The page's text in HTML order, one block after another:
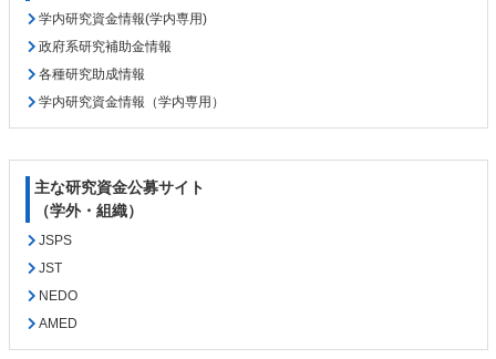
頭
へ
学内研究資金情報(学内専用)
政府系研究補助金情報
各種研究助成情報
学内研究資金情報（学内専用）
主な研究資金公募サイト
（学外・組織）
JSPS
JST
NEDO
AMED